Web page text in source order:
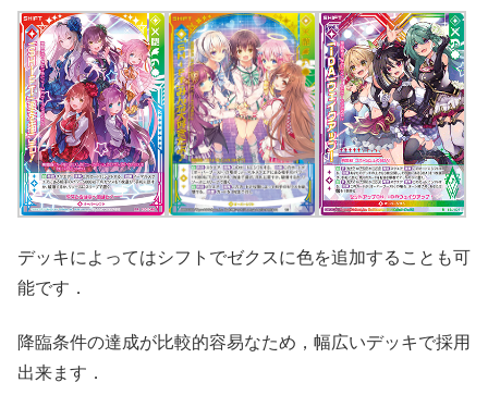
デッキによってはシフトでゼクスに色を追加することも可
能です．
降臨条件の達成が比較的容易なため，幅広いデッキで採用
出来ます．